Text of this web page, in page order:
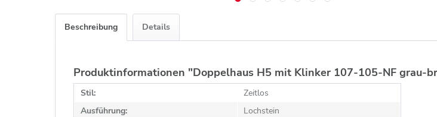
Beschreibung Details
Produktinformationen "Doppelhaus H5 mit Klinker 107-105-NF grau-
Stil:
Zeitlos
Ausführung:
Lochstein